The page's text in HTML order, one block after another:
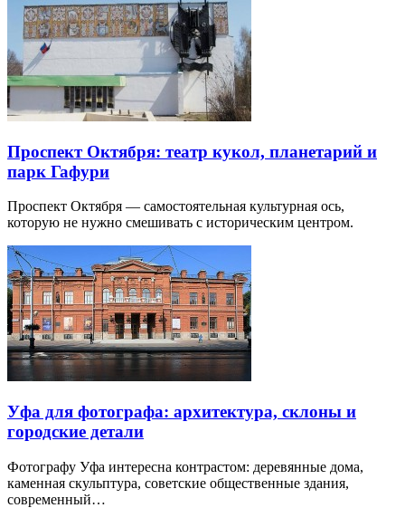
Проспект Октября: театр кукол, планетарий и
парк Гафури
Проспект Октября — самостоятельная культурная ось,
которую не нужно смешивать с историческим центром.
Уфа для фотографа: архитектура, склоны и
городские детали
Фотографу Уфа интересна контрастом: деревянные дома,
каменная скульптура, советские общественные здания,
современный…